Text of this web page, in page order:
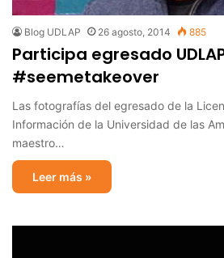
Blog UDLAP 26 agosto, 2014 885
Participa egresado
#seemetakeover
Las fotografías del egresado de la
Información de la Universidad de las
maestro…
Leer más »